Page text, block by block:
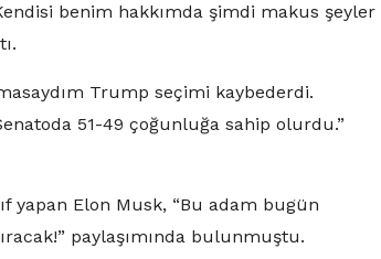
benim hakkımda şimdi makus şeyler
Trump seçimi kaybederdi.
51-49 çoğunluğa sahip olurdu.”
yapan Elon Musk, “Bu adam bugün
paylaşımında bulunmuştu.